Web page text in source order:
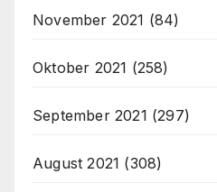
November 2021 (84)
Oktober 2021 (258)
September 2021 (297)
August 2021 (308)